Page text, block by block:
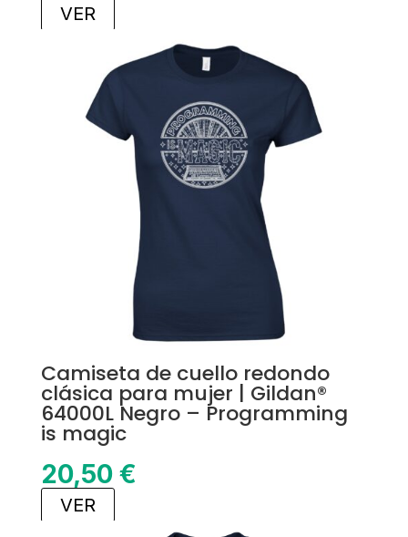
VER
Camiseta de cuello redondo
clásica para mujer | Gildan®
64000L Negro – Programming
is magic
20,50 €
VER